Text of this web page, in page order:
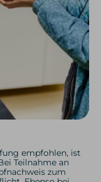
empfohlen, ist
Teilnahme an
zum